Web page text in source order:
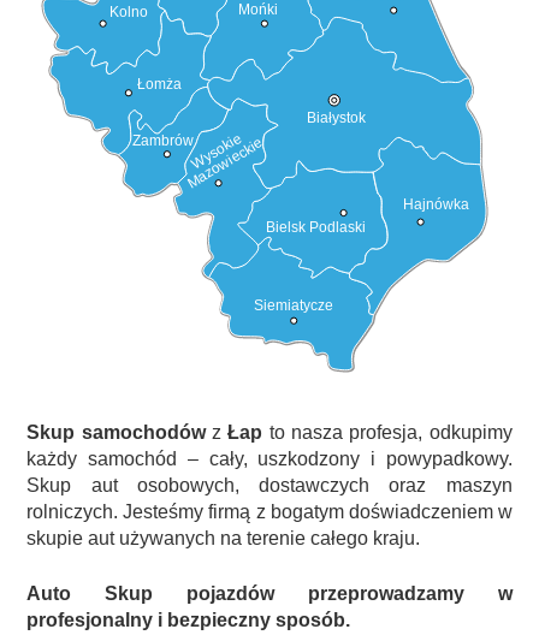
Siemiatycze
Bielsk Podlaski
Hajnówka
Mońki
Kolno
Łomża
ZambrówWysokie
Mazowieckie
Białystok
Skup samochodówz Łap to nasza profesja, odkupimy
każdy samochód – cały, uszkodzony i powypadkowy.
Skup aut osobowych, dostawczych oraz maszyn
rolniczych. Jesteśmy firmą z bogatym doświadczeniem w
skupie aut używanych na terenie całego kraju.
Auto Skup pojazdów przeprowadzamy w
profesjonalny i bezpieczny sposób.